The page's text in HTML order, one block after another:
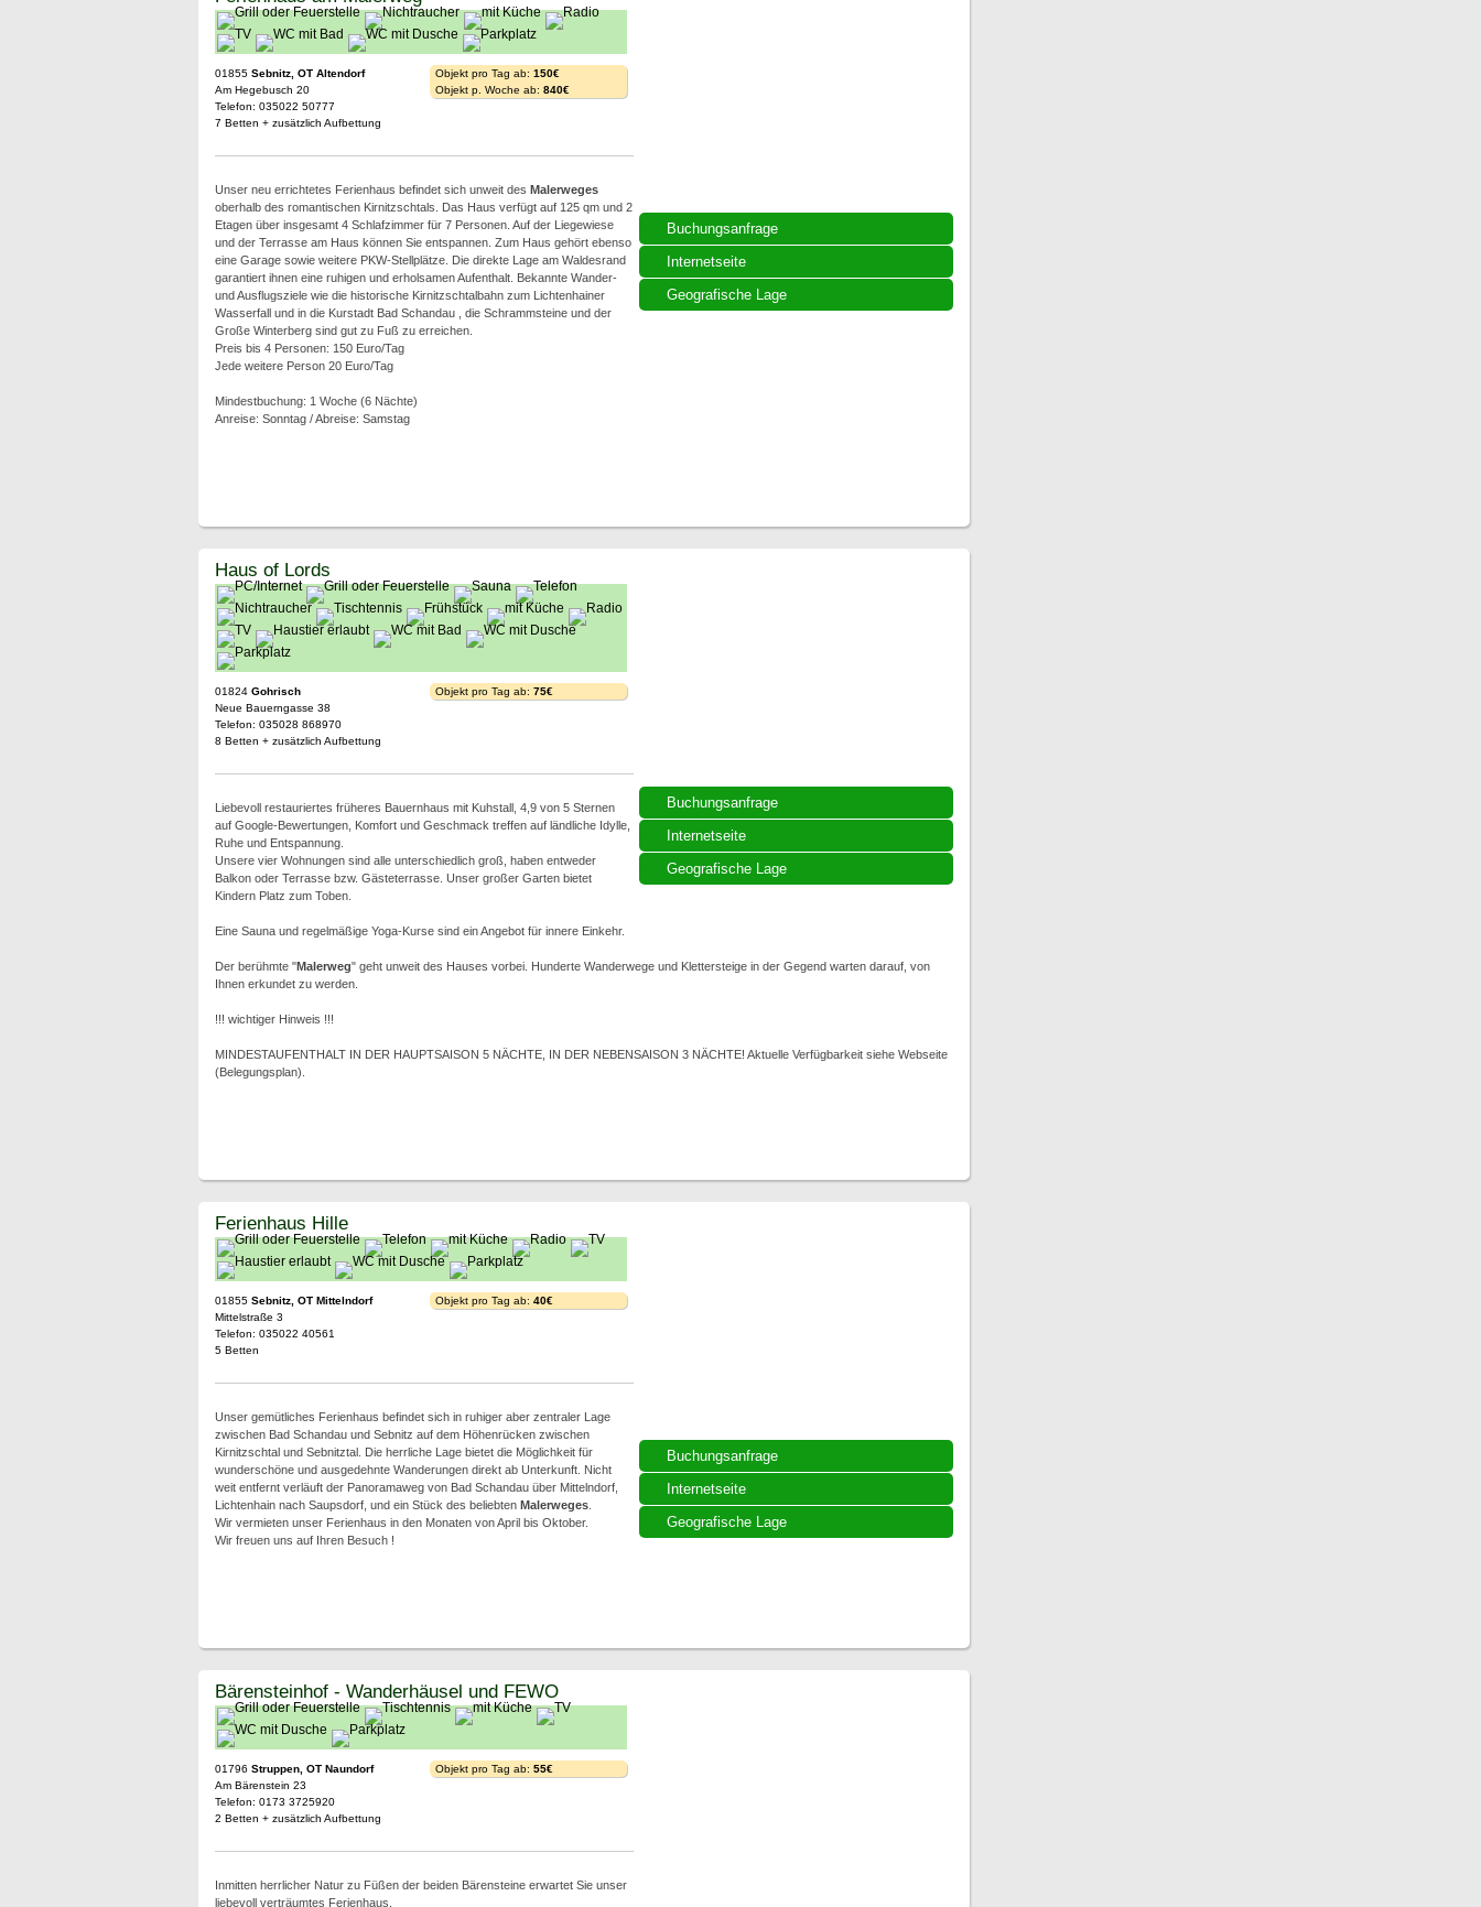
Buchungsanfrage
Internetseite
Geografische Lage
01855 Sebnitz, OT Altendorf
Am Hegebusch 20
Telefon: 035022 50777
7 Betten + zusätzlich Aufbettung
Objekt pro Tag ab: 150€
Objekt p. Woche ab: 840€
Unser neu errichtetes Ferienhaus befindet sich unweit des Malerweges
oberhalb des romantischen Kirnitzschtals. Das Haus verfügt auf 125 qm und 2
Etagen über insgesamt 4 Schlafzimmer für 7 Personen. Auf der Liegewiese
und der Terrasse am Haus können Sie entspannen. Zum Haus gehört ebenso
eine Garage sowie weitere PKW-Stellplätze. Die direkte Lage am Waldesrand
garantiert ihnen eine ruhigen und erholsamen Aufenthalt. Bekannte Wander-
und Ausflugsziele wie die historische Kirnitzschtalbahn zum Lichtenhainer
Wasserfall und in die Kurstadt Bad Schandau , die Schrammsteine und der
Große Winterberg sind gut zu Fuß zu erreichen.
Preis bis 4 Personen: 150 Euro/Tag
Jede weitere Person 20 Euro/Tag
Mindestbuchung: 1 Woche (6 Nächte)
Anreise: Sonntag / Abreise: Samstag
Buchungsanfrage
Internetseite
Geografische Lage
Haus of Lords
01824 Gohrisch
Neue Bauerngasse 38
Telefon: 035028 868970
8 Betten + zusätzlich Aufbettung
Objekt pro Tag ab: 75€
Liebevoll restauriertes früheres Bauernhaus mit Kuhstall, 4,9 von 5 Sternen
auf Google-Bewertungen, Komfort und Geschmack treffen auf ländliche Idylle,
Ruhe und Entspannung.
Unsere vier Wohnungen sind alle unterschiedlich groß, haben entweder
Balkon oder Terrasse bzw. Gästeterrasse. Unser großer Garten bietet
Kindern Platz zum Toben.
Eine Sauna und regelmäßige Yoga-Kurse sind ein Angebot für innere Einkehr.
Der berühmte "Malerweg" geht unweit des Hauses vorbei. Hunderte Wanderwege und Klettersteige in der Gegend warten darauf, von
Ihnen erkundet zu werden.
!!! wichtiger Hinweis !!!
MINDESTAUFENTHALT IN DER HAUPTSAISON 5 NÄCHTE, IN DER NEBENSAISON 3 NÄCHTE! Aktuelle Verfügbarkeit siehe Webseite
(Belegungsplan).
Buchungsanfrage
Internetseite
Geografische Lage
Ferienhaus Hille
01855 Sebnitz, OT Mittelndorf
Mittelstraße 3
Telefon: 035022 40561
5 Betten
Objekt pro Tag ab: 40€
Unser gemütliches Ferienhaus befindet sich in ruhiger aber zentraler Lage
zwischen Bad Schandau und Sebnitz auf dem Höhenrücken zwischen
Kirnitzschtal und Sebnitztal. Die herrliche Lage bietet die Möglichkeit für
wunderschöne und ausgedehnte Wanderungen direkt ab Unterkunft. Nicht
weit entfernt verläuft der Panoramaweg von Bad Schandau über Mittelndorf,
Lichtenhain nach Saupsdorf, und ein Stück des beliebten Malerweges.
Wir vermieten unser Ferienhaus in den Monaten von April bis Oktober.
Wir freuen uns auf Ihren Besuch !
Bärensteinhof - Wanderhäusel und FEWO
01796 Struppen, OT Naundorf
Am Bärenstein 23
Telefon: 0173 3725920
2 Betten + zusätzlich Aufbettung
Objekt pro Tag ab: 55€
Inmitten herrlicher Natur zu Füßen der beiden Bärensteine erwartet Sie unser
liebevoll verträumtes Ferienhaus.